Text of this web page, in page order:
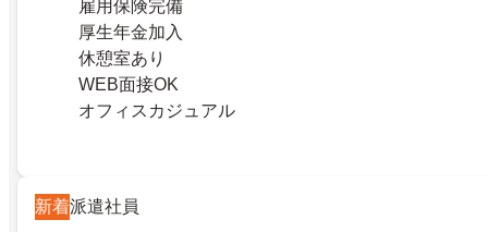
雇用保険完備
厚生年金加入
休憩室あり
WEB面接OK
オフィスカジュアル
新着派遣社員